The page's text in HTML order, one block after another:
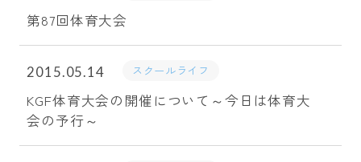
第87回体育大会
2015.05.14 スクールライフ
KGF体育大会の開催について～今日は体育大
会の予行～